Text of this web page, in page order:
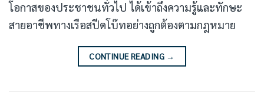
โอกาสของประชาชนทั่วไป ได้เข้าถึงความรู้และทักษะ
สายอาชีพทางเรือสปีดโบ๊ทอย่างถูกต้องตามกฎหมาย
CONTINUE READING →